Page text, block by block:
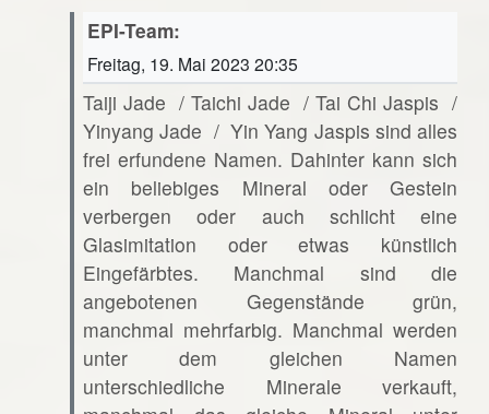
EPI-Team:
Freitag, 19. Mai 2023 20:35
Taiji Jade / Taichi Jade / Tai Chi Jaspis /
Yinyang Jade / Yin Yang Jaspis sind alles
frei erfundene Namen. Dahinter kann sich
ein beliebiges Mineral oder Gestein
verbergen oder auch schlicht eine
Glasimitation oder etwas künstlich
Eingefärbtes. Manchmal sind die
angebotenen Gegenstände grün,
manchmal mehrfarbig. Manchmal werden
unter dem gleichen Namen
unterschiedliche Minerale verkauft,